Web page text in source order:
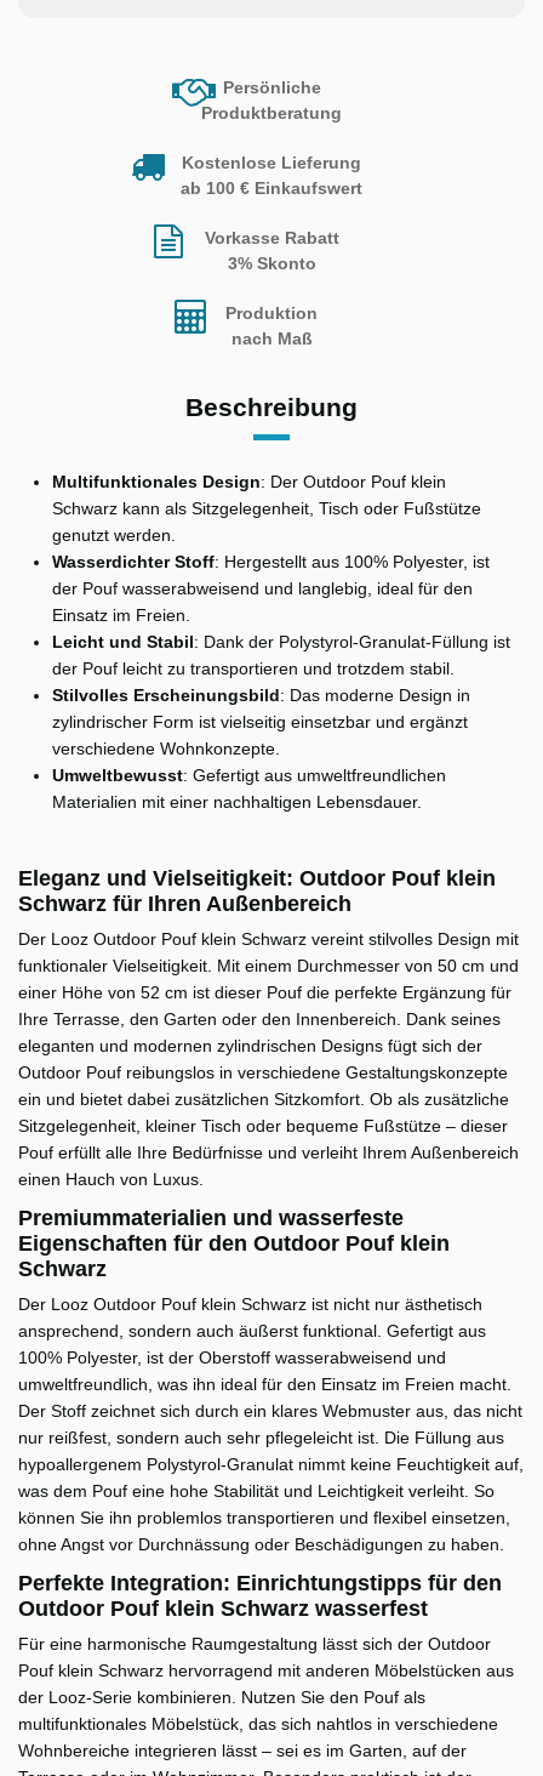
Persönliche
Produktberatung
Kostenlose Lieferung
ab 100 € Einkaufswert
Vorkasse Rabatt
3% Skonto
Produktion
nach Maß
Beschreibung
Multifunktionales Design: Der Outdoor Pouf klein
Schwarz kann als Sitzgelegenheit, Tisch oder Fußstütze
genutzt werden.
Wasserdichter Stoff: Hergestellt aus 100% Polyester, ist
der Pouf wasserabweisend und langlebig, ideal für den
Einsatz im Freien.
Leicht und Stabil: Dank der Polystyrol-Granulat-Füllung ist
der Pouf leicht zu transportieren und trotzdem stabil.
Stilvolles Erscheinungsbild: Das moderne Design in
zylindrischer Form ist vielseitig einsetzbar und ergänzt
verschiedene Wohnkonzepte.
Umweltbewusst: Gefertigt aus umweltfreundlichen
Materialien mit einer nachhaltigen Lebensdauer.
Eleganz und Vielseitigkeit: Outdoor Pouf klein
Schwarz für Ihren Außenbereich
Der Looz Outdoor Pouf klein Schwarz vereint stilvolles Design mit
funktionaler Vielseitigkeit. Mit einem Durchmesser von 50 cm und
einer Höhe von 52 cm ist dieser Pouf die perfekte Ergänzung für
Ihre Terrasse, den Garten oder den Innenbereich. Dank seines
eleganten und modernen zylindrischen Designs fügt sich der
Outdoor Pouf reibungslos in verschiedene Gestaltungskonzepte
ein und bietet dabei zusätzlichen Sitzkomfort. Ob als zusätzliche
Sitzgelegenheit, kleiner Tisch oder bequeme Fußstütze – dieser
Pouf erfüllt alle Ihre Bedürfnisse und verleiht Ihrem Außenbereich
einen Hauch von Luxus.
Premiummaterialien und wasserfeste
Eigenschaften für den Outdoor Pouf klein
Schwarz
Der Looz Outdoor Pouf klein Schwarz ist nicht nur ästhetisch
ansprechend, sondern auch äußerst funktional. Gefertigt aus
100% Polyester, ist der Oberstoff wasserabweisend und
umweltfreundlich, was ihn ideal für den Einsatz im Freien macht.
Der Stoff zeichnet sich durch ein klares Webmuster aus, das nicht
nur reißfest, sondern auch sehr pflegeleicht ist. Die Füllung aus
hypoallergenem Polystyrol-Granulat nimmt keine Feuchtigkeit auf,
was dem Pouf eine hohe Stabilität und Leichtigkeit verleiht. So
können Sie ihn problemlos transportieren und flexibel einsetzen,
ohne Angst vor Durchnässung oder Beschädigungen zu haben.
Perfekte Integration: Einrichtungstipps für den
Outdoor Pouf klein Schwarz wasserfest
Für eine harmonische Raumgestaltung lässt sich der Outdoor
Pouf klein Schwarz hervorragend mit anderen Möbelstücken aus
der Looz-Serie kombinieren. Nutzen Sie den Pouf als
multifunktionales Möbelstück, das sich nahtlos in verschiedene
Wohnbereiche integrieren lässt – sei es im Garten, auf der